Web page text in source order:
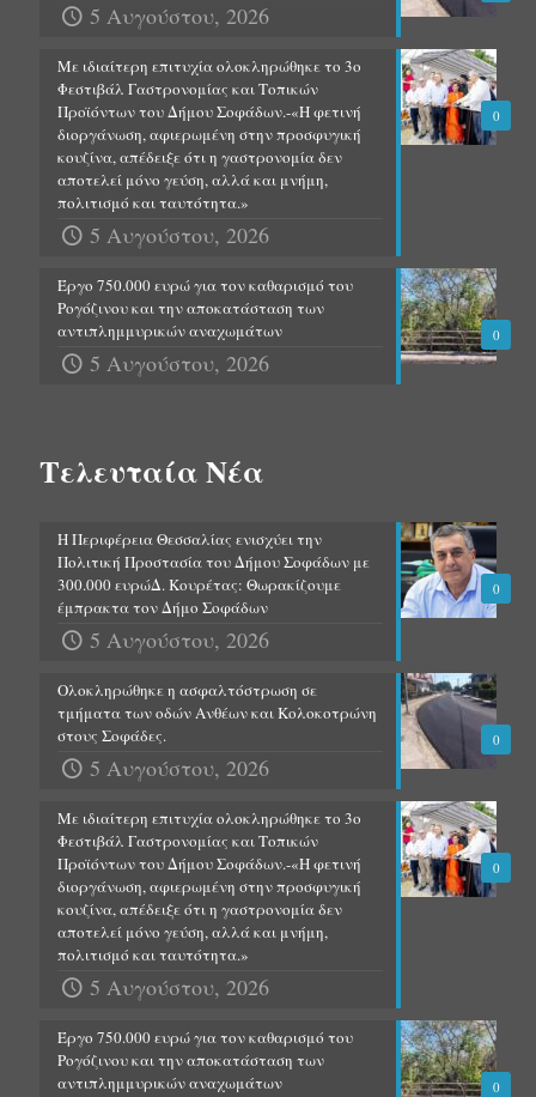
5 Αυγούστου, 2026
0
Με ιδιαίτερη επιτυχία ολοκληρώθηκε το 3ο
Φεστιβάλ Γαστρονομίας και Τοπικών
Προϊόντων του Δήμου Σοφάδων.-«Η φετινή
διοργάνωση, αφιερωμένη στην προσφυγική
κουζίνα, απέδειξε ότι η γαστρονομία δεν
αποτελεί μόνο γεύση, αλλά και μνήμη,
πολιτισμό και ταυτότητα.»
5 Αυγούστου, 2026
0
Έργο 750.000 ευρώ για τον καθαρισμό του
Ρογόζινου και την αποκατάσταση των
αντιπλημμυρικών αναχωμάτων
5 Αυγούστου, 2026
Τελευταία Νέα
0
Η Περιφέρεια Θεσσαλίας ενισχύει την
Πολιτική Προστασία του Δήμου Σοφάδων με
300.000 ευρώΔ. Κουρέτας: Θωρακίζουμε
έμπρακτα τον Δήμο Σοφάδων
5 Αυγούστου, 2026
0
Ολοκληρώθηκε η ασφαλτόστρωση σε
τμήματα των οδών Ανθέων και Κολοκοτρώνη
στους Σοφάδες.
5 Αυγούστου, 2026
0
Με ιδιαίτερη επιτυχία ολοκληρώθηκε το 3ο
Φεστιβάλ Γαστρονομίας και Τοπικών
Προϊόντων του Δήμου Σοφάδων.-«Η φετινή
διοργάνωση, αφιερωμένη στην προσφυγική
κουζίνα, απέδειξε ότι η γαστρονομία δεν
αποτελεί μόνο γεύση, αλλά και μνήμη,
πολιτισμό και ταυτότητα.»
5 Αυγούστου, 2026
0
Έργο 750.000 ευρώ για τον καθαρισμό του
Ρογόζινου και την αποκατάσταση των
αντιπλημμυρικών αναχωμάτων